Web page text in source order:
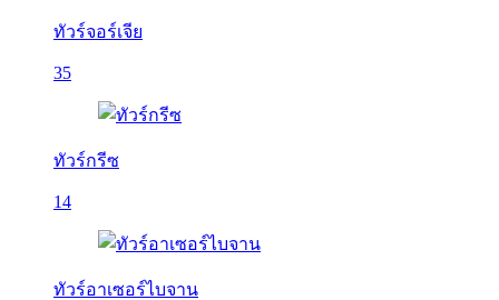
ทัวร์จอร์เจีย
35
ทัวร์กรีซ
14
ทัวร์อาเซอร์ไบจาน